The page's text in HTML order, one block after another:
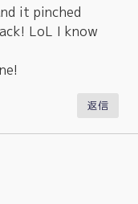
it pinched
LoL I know
返信